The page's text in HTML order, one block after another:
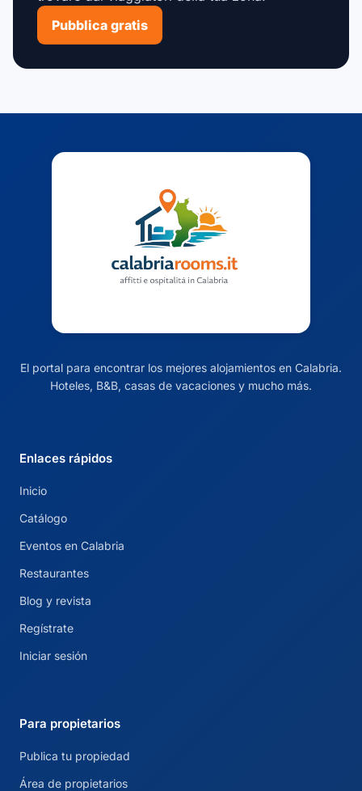
Pubblica gratis
El portal para encontrar los mejores alojamientos en Calabria.
Hoteles, B&B, casas de vacaciones y mucho más.
Enlaces rápidos
Inicio
Catálogo
Eventos en Calabria
Restaurantes
Blog y revista
Regístrate
Iniciar sesión
Para propietarios
Publica tu propiedad
Área de propietarios